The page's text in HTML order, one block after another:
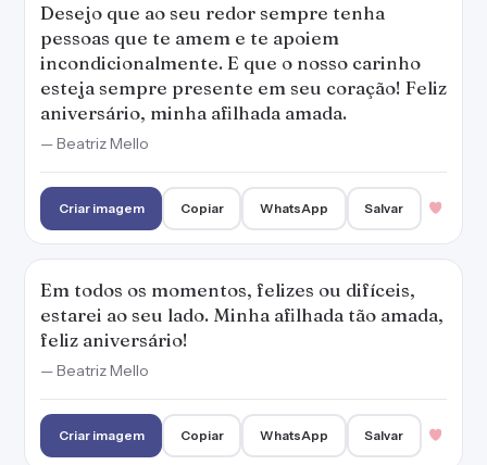
Desejo que ao seu redor sempre tenha
pessoas que te amem e te apoiem
incondicionalmente. E que o nosso carinho
esteja sempre presente em seu coração! Feliz
aniversário, minha afilhada amada.
— Beatriz Mello
Criar imagem Copiar WhatsApp Salvar
Em todos os momentos, felizes ou difíceis,
estarei ao seu lado. Minha afilhada tão amada,
feliz aniversário!
— Beatriz Mello
Criar imagem Copiar WhatsApp Salvar